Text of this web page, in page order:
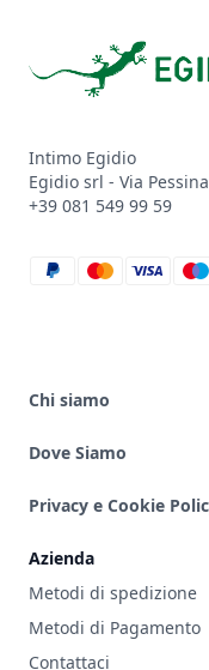
Intimo Egidio
Egidio srl - Via
+39 081 549 99 59
paypal
mastercard
visa
maestro
google_pay
Chi siamo
Dove Siamo
Privacy e Cookie
Azienda
Metodi di spedizione
Metodi di Pagamento
Contattaci